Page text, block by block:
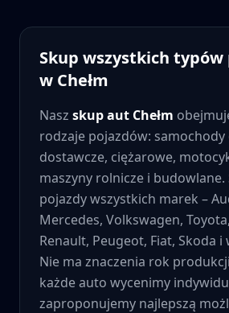
Skup wszystkich typów
w Chełm
Nasz skup aut Chełm
rodzaje pojazdów: samochody
dostawcze, ciężarowe,
maszyny rolnicze i
pojazdy wszystkich marek –
Mercedes, Volkswagen,
Renault, Peugeot, Fiat, Skoda i
Nie ma znaczenia rok
każde auto wycenimy
zaproponujemy najlepszą